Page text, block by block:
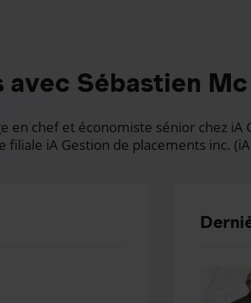
Sébastien
en chef et économiste sénior chez
iA Gestion de placements inc.